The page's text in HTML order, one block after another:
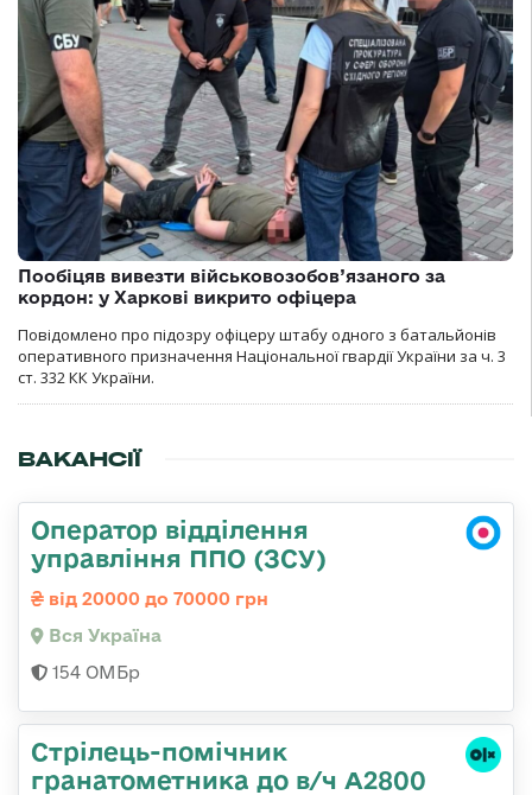
Пообіцяв вивезти військовозобов’язаного за
кордон: у Харкові викрито офіцера
Повідомлено про підозру офіцеру штабу одного з батальйонів
оперативного призначення Національної гвардії України за ч. 3
ст. 332 КК України.
ВАКАНСІЇ
Оператор відділення
управління ППО (ЗСУ)
від 20000 до 70000 грн
Вся Україна
154 ОМБр
Стрілець-помічник
гранатометника до в/ч А2800